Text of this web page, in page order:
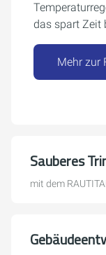
das spart Zeit
Mehr zur
Sauberes
mit dem